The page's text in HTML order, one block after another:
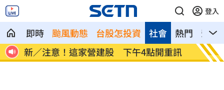
登入
即時 颱風動態 台股怎投資 熱門 影音
社會
狂
新／注意！這家營建股 下午4點開重訊
逼親
曝